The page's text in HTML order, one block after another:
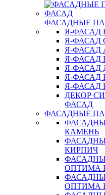
ФАСАДНЫЕ
Я-ФАСАД
Я-ФАСАД
Я-ФАСАД
Я-ФАСАД
Я-ФАСАД
Я-ФАСАД
Я-ФАСАД
ДЕКОР
ФАСАД
ФАСАДНЫЕ
КАМЕНЬ
КИРПИЧ
ОПТИМА
ОПТИМА